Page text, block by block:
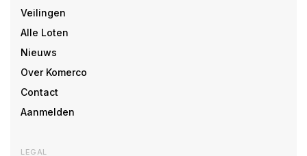
Veilingen
Alle Loten
Nieuws
Over Komerco
Contact
Aanmelden
LEGAL